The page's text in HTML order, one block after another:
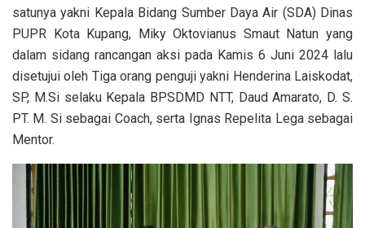
satunya yakni Kepala Bidang Sumber Daya Air (SDA) Dinas
PUPR Kota Kupang, Miky Oktovianus Smaut Natun yang
dalam sidang rancangan aksi pada Kamis 6 Juni 2024 lalu
disetujui oleh Tiga orang penguji yakni Henderina Laiskodat,
SP, M.Si selaku Kepala BPSDMD NTT, Daud Amarato, D. S.
PT. M. Si sebagai Coach, serta Ignas Repelita Lega sebagai
Mentor.